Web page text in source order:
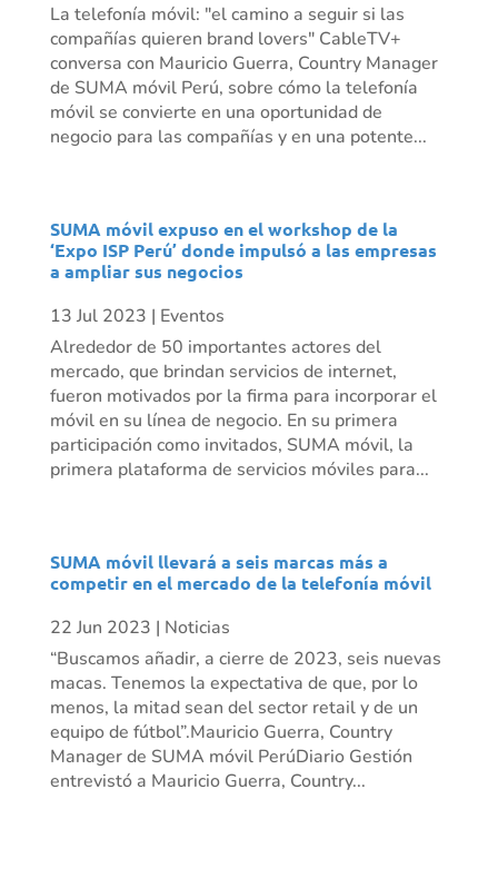
La telefonía móvil: "el camino a seguir si las
compañías quieren brand lovers" CableTV+
conversa con Mauricio Guerra, Country Manager
de SUMA móvil Perú, sobre cómo la telefonía
móvil se convierte en una oportunidad de
negocio para las compañías y en una potente...
SUMA móvil expuso en el workshop de la
‘Expo ISP Perú’ donde impulsó a las empresas
a ampliar sus negocios
13 Jul 2023 | Eventos
Alrededor de 50 importantes actores del
mercado, que brindan servicios de internet,
fueron motivados por la firma para incorporar el
móvil en su línea de negocio. En su primera
participación como invitados, SUMA móvil, la
primera plataforma de servicios móviles para...
SUMA móvil llevará a seis marcas más a
competir en el mercado de la telefonía móvil
22 Jun 2023 | Noticias
“Buscamos añadir, a cierre de 2023, seis nuevas
macas. Tenemos la expectativa de que, por lo
menos, la mitad sean del sector retail y de un
equipo de fútbol”.Mauricio Guerra, Country
Manager de SUMA móvil PerúDiario Gestión
entrevistó a Mauricio Guerra, Country...